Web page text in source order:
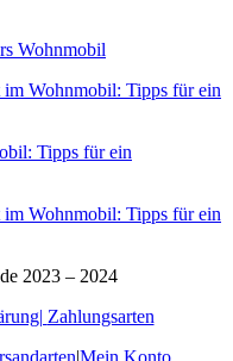
Wohnmobil
im Wohnmobil: Tipps für ein
Tipps für ein
im Wohnmobil: Tipps für ein
2023 – 2024
Zahlungsarten
|Mein Konto